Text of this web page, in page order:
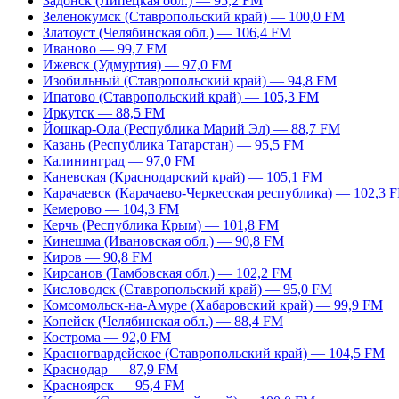
Зеленокумск (Ставропольский край) — 100,0 FM
Златоуст (Челябинская обл.) — 106,4 FM
Иваново — 99,7 FM
Ижевск (Удмуртия) — 97,0 FM
Изобильный (Ставропольский край) — 94,8 FM
Ипатово (Ставропольский край) — 105,3 FM
Иркутск — 88,5 FM
Йошкар-Ола (Республика Марий Эл) — 88,7 FM
Казань (Республика Татарстан) — 95,5 FM
Калининград — 97,0 FM
Каневская (Краснодарский край) — 105,1 FM
Карачаевск (Карачаево-Черкесская республика) — 102,3
Кемерово — 104,3 FM
Керчь (Республика Крым) — 101,8 FM
Кинешма (Ивановская обл.) — 90,8 FM
Киров — 90,8 FM
Кирсанов (Тамбовская обл.) — 102,2 FM
Кисловодск (Ставропольский край) — 95,0 FM
Комсомольск-на-Амуре (Хабаровский край) — 99,9 FM
Копейск (Челябинская обл.) — 88,4 FM
Кострома — 92,0 FM
Красногвардейское (Ставропольский край) — 104,5 FM
Краснодар — 87,9 FM
Красноярск — 95,4 FM